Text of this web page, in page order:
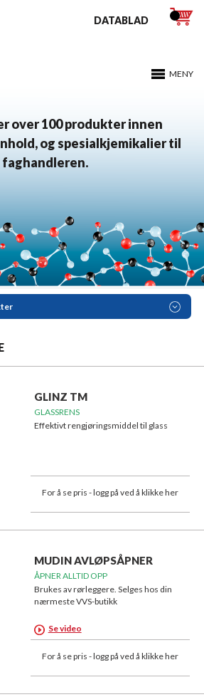
MENY
DATABLAD
over 100 produkter innen
og spesialkjemikalier til
faghandleren.
GLINZ TM
GLASSRENS
Effektivt rengjøringsmiddel til glass
For å se pris - logg på ved å klikke her
MUDIN AVLØPSÅPNER
ÅPNER ALLTID OPP
Brukes av rørleggere. Selges hos din
nærmeste VVS-butikk
Se video
For å se pris - logg på ved å klikke her